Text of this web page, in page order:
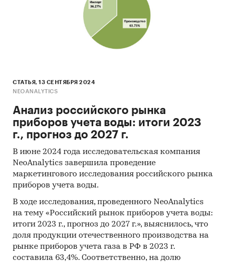
СТАТЬЯ, 13 СЕНТЯБРЯ 2024
NEOANALYTICS
Анализ российского рынка
приборов учета воды: итоги 2023
г., прогноз до 2027 г.
В июне 2024 года исследовательская компания
NeoAnalytics завершила проведение
маркетингового исследования российского рынка
приборов учета воды.
В ходе исследования, проведенного NeoAnalytics
на тему «Российский рынок приборов учета воды:
итоги 2023 г., прогноз до 2027 г.», выяснилось, что
доля продукции отечественного производства на
рынке приборов учета газа в РФ в 2023 г.
составила 63,4%. Соответственно, на долю